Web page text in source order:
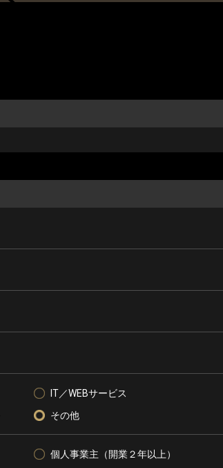
IT／WEBサービス
その他
個人事業主（開業２年以上）